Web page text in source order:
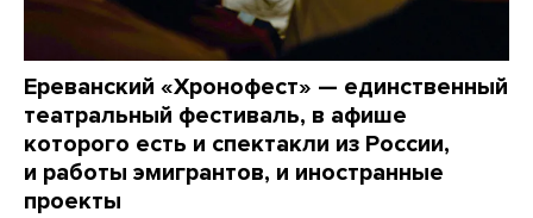
Ереванский «Хронофест» — единственный
театральный фестиваль, в афише
которого есть и спектакли из России,
и работы эмигрантов, и иностранные
проекты